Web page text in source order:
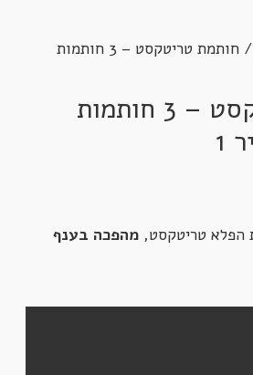
/ חותמת טריטקסט – 3 חותמות
חותמת טריטקסט – 3 חותמות
הפלא טריטקסט, מהפכה בענף